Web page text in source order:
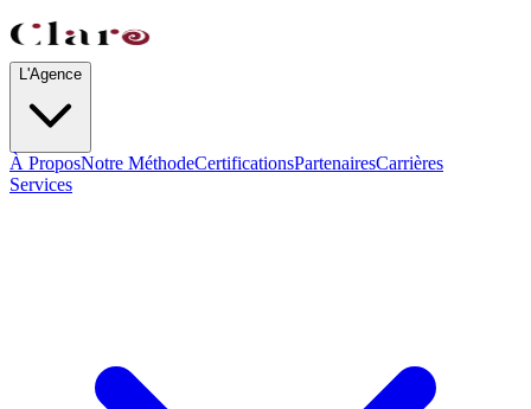
L'Agence
À ProposNotre MéthodeCertificationsPartenairesCarrières
Services